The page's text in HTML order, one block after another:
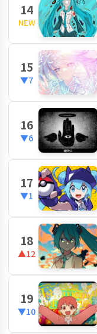
14
NEW
15
▼7
16
▼6
17
▼1
18
▲12
19
▼10